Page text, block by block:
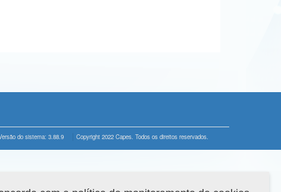
do sistema: 3.88.9 Copyright 2022 Capes. Todos os direitos reservados.